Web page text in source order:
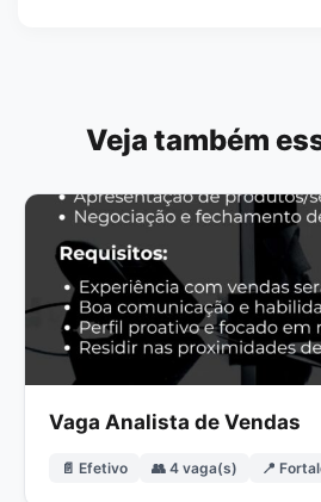
Veja também
Vaga Analista de Vendas
📄 Efetivo 👥 4 vaga(s) 📍